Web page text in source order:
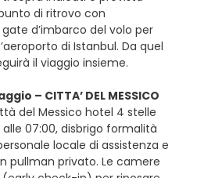
di ritrovo con
d’imbarco del volo per
di Istanbul. Da quel
il viaggio insieme.
– CITTA’ DEL MESSICO
del Messico hotel 4 stelle
07:00, disbrigo formalità
locale di assistenza e
pullman privato. Le camere